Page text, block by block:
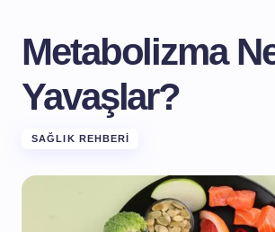
Metabolizma
Yavaşlar?
SAĞLIK REHBERI